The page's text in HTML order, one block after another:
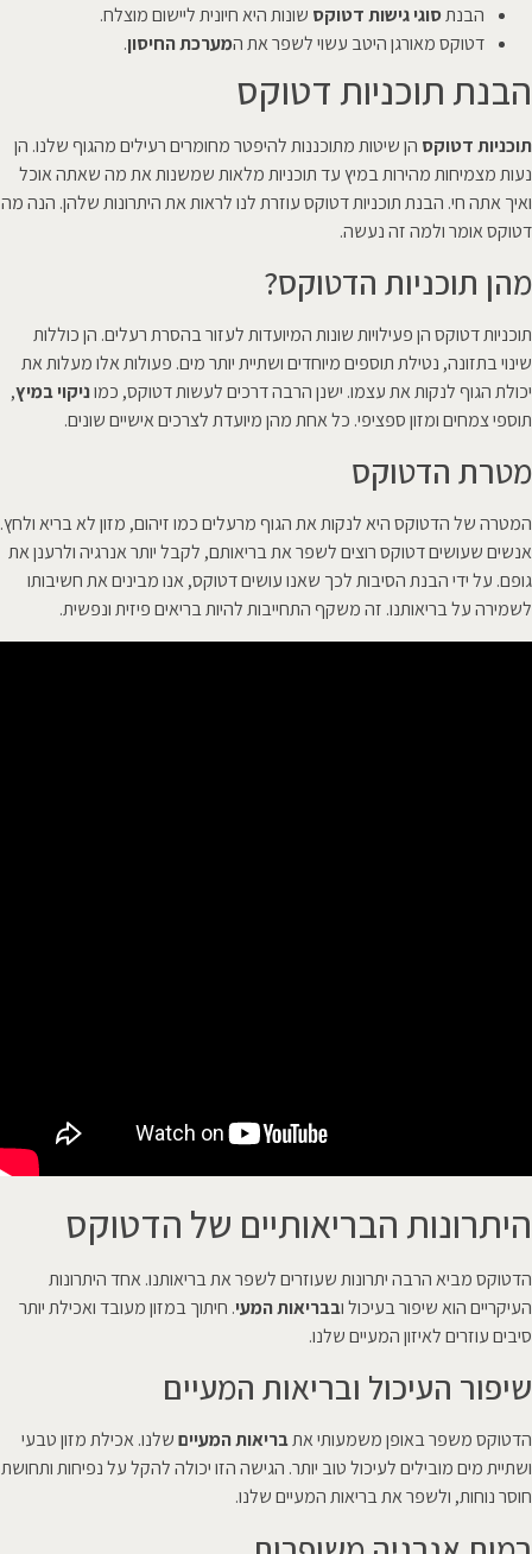
הבנתסוגי גישות דטוקס שונות היא חיונית ליישום מוצלח.
דטוקס מאורגן היטב עשוי לשפר את המערכת החיסון.
הבנת תוכניות דטוקס
תוכניות דטוקס הן שיטות מתוכננות להיפטר מחומרים רעילים מהגוף שלנו. הן
נעות מצמיחות מהירות במיץ עד תוכניות מלאות שמשנות את מה שאתה אוכל
ואיך אתה חי. הבנת תוכניות דטוקס עוזרת לנו לראות את היתרונות שלהן. הנה מה
דטוקס אומר ולמה זה נעשה.
מהן תוכניות הדטוקס?
תוכניות דטוקס הן פעילויות שונות המיועדות לעזור בהסרת רעלים. הן כוללות
שינוי בתזונה, נטילת תוספים מיוחדים ושתיית יותר מים. פעולות אלו מעלות את
יכולת הגוף לנקות את עצמו. ישנן הרבה דרכים לעשות דטוקס, כמוניקוי במיץ,
תוספי צמחים ומזון ספציפי. כל אחת מהן מיועדת לצרכים אישיים שונים.
מטרת הדטוקס
המטרה של הדטוקס היא לנקות את הגוף מרעלים כמו זיהום, מזון לא בריא ולחץ.
אנשים שעושים דטוקס רוצים לשפר את בריאותם, לקבל יותר אנרגיה ולרענן את
גופם. על ידי הבנת הסיבות לכך שאנו עושים דטוקס, אנו מבינים את חשיבותו
לשמירה על בריאותנו. זה משקף התחייבות להיות בריאים פיזית ונפשית.
היתרונות הבריאותיים של הדטוקס
הדטוקס מביא הרבה יתרונות שעוזרים לשפר את בריאותנו. אחד היתרונות
העיקריים הוא שיפור בעיכול ובבריאות המעי. חיתוך במזון מעובד ואכילת יותר
סיבים עוזרים לאיזון המעיים שלנו.
שיפור העיכול ובריאות המעיים
הדטוקס משפר באופן משמעותי אתבריאות המעייםשלנו. אכילת מזון טבעי
ושתיית מים מובילים לעיכול טוב יותר. הגישה הזו יכולה להקל על נפיחות ותחושת
חוסר נוחות, ולשפר את בריאות המעיים שלנו.